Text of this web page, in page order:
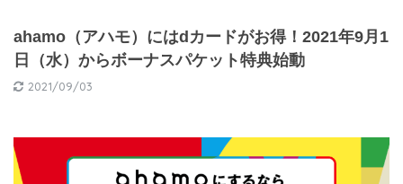
ahamo（アハモ）にはdカードがお得！2021年9月1
日（水）からボーナスパケット特典始動
2021/09/03